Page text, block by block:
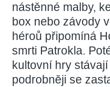
nástěnné malby,
box nebo závody
héroů připomíná
smrti Patrokla.
kultovní hry
podrobněji se